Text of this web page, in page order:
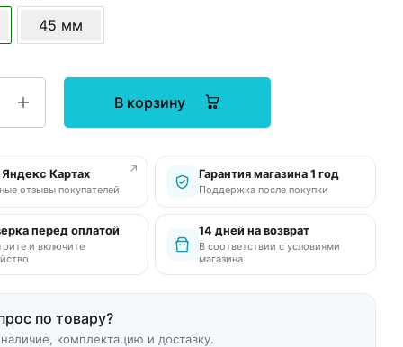
45 мм
В корзину
Картах
отзывы покупателей
↗ Гарантия магазина 1 год
Поддержка после покупки
перед оплатой
и включите
14 дней на возврат
В соответствии с условиями
магазина
по товару?
комплектацию и доставку.